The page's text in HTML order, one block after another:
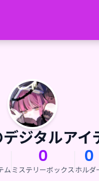
ジタルアイ
ム
0
ミステリーボックス
0
ホルダ